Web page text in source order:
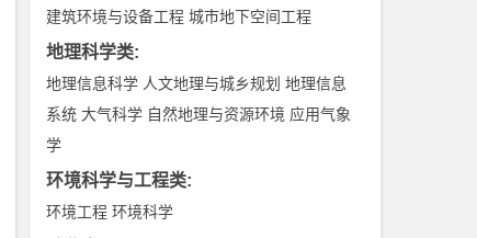
建筑环境与设备工程 城市地下空间工程
地理科学类:
地理信息科学 人文地理与城乡规划 地理信息
系统 大气科学 自然地理与资源环境 应用气象
学
环境科学与工程类:
环境工程 环境科学